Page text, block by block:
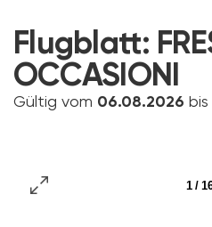
Flugblatt:
OCCASIONI
Gültig vom 06.08.2026 bis